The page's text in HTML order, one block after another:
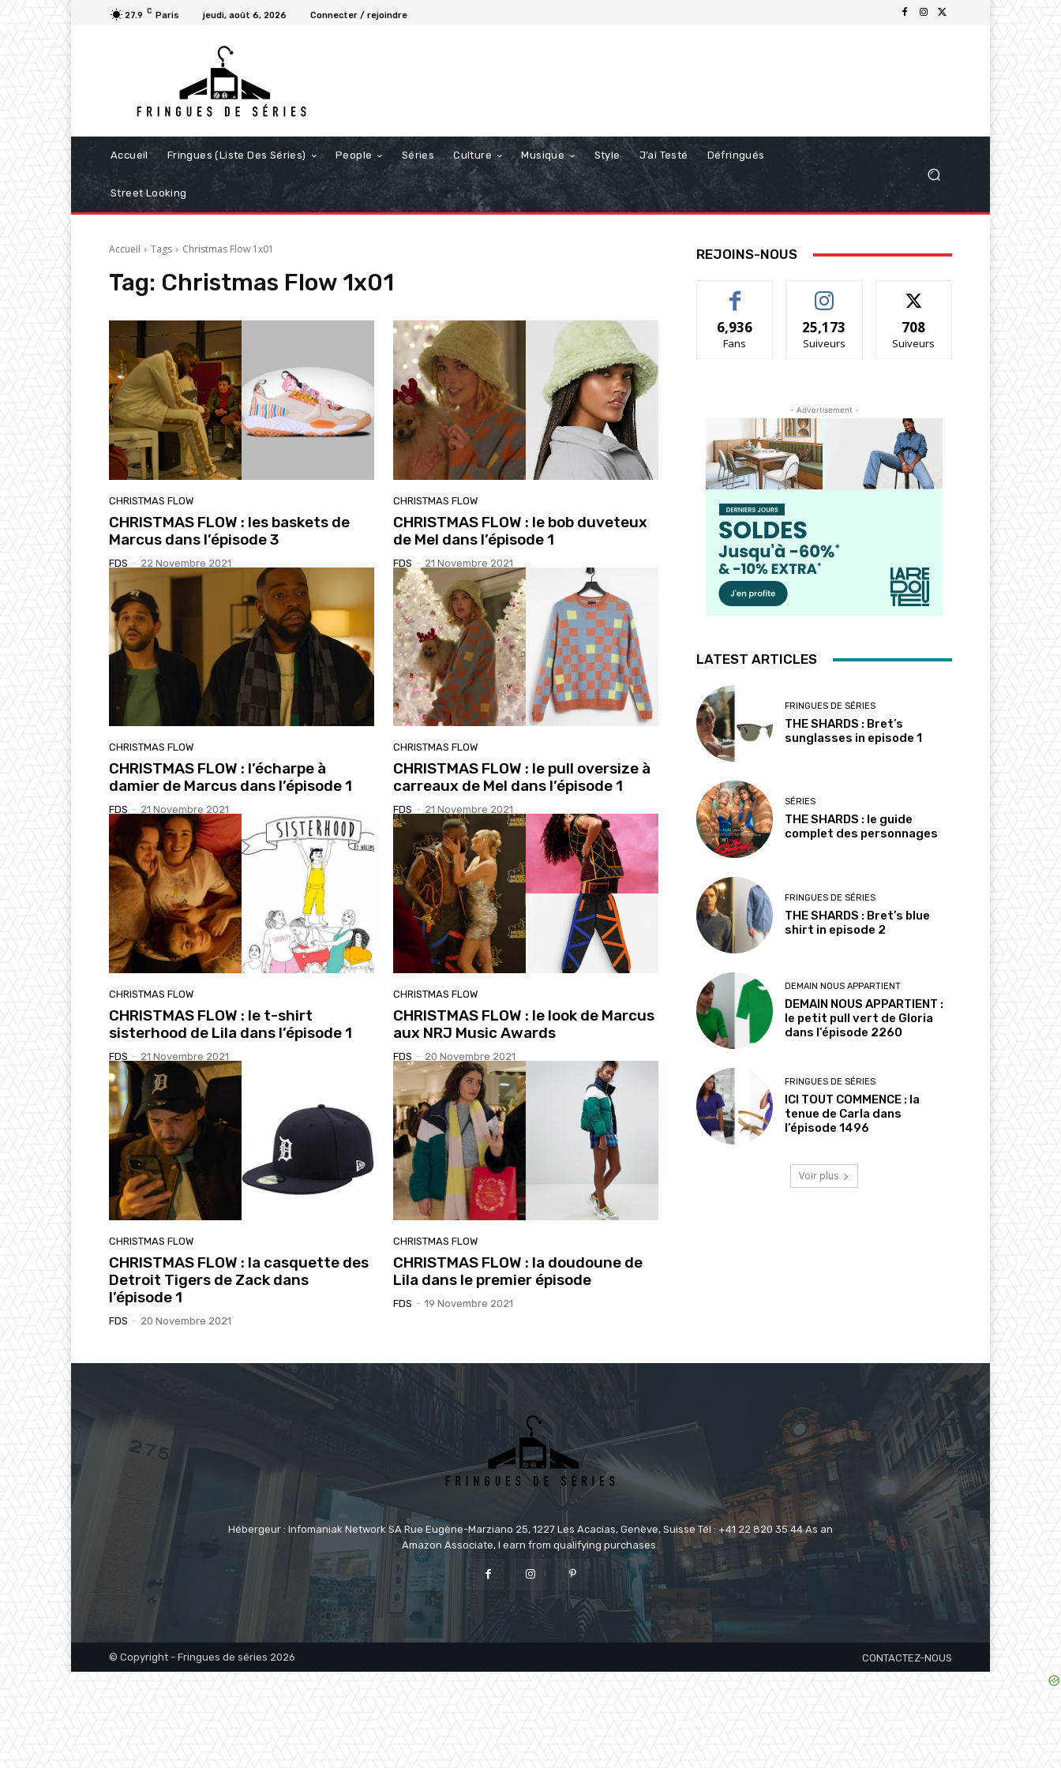
27.9 C Paris jeudi, août 6, 2026 Connecter / rejoindre
Accueil Fringues (Liste Des Séries) People Séries Culture Musique Style J’ai Testé Défringués
Street Looking
Accueil Tags Christmas Flow 1x01
Tag: Christmas Flow 1x01
CHRISTMAS FLOW
CHRISTMAS FLOW : les baskets de
Marcus dans l’épisode 3
FDS - 22 Novembre 2021
CHRISTMAS FLOW
CHRISTMAS FLOW : le bob duveteux
de Mel dans l’épisode 1
FDS - 21 Novembre 2021
CHRISTMAS FLOW
CHRISTMAS FLOW : l’écharpe à
damier de Marcus dans l’épisode 1
FDS - 21 Novembre 2021
CHRISTMAS FLOW
CHRISTMAS FLOW : le pull oversize à
carreaux de Mel dans l’épisode 1
FDS - 21 Novembre 2021
CHRISTMAS FLOW
CHRISTMAS FLOW : le t-shirt
sisterhood de Lila dans l’épisode 1
FDS - 21 Novembre 2021
CHRISTMAS FLOW
CHRISTMAS FLOW : le look de Marcus
aux NRJ Music Awards
FDS - 20 Novembre 2021
CHRISTMAS FLOW
CHRISTMAS FLOW : la casquette des
Detroit Tigers de Zack dans
l’épisode 1
FDS - 20 Novembre 2021
CHRISTMAS FLOW
CHRISTMAS FLOW : la doudoune de
Lila dans le premier épisode
FDS - 19 Novembre 2021
REJOINS-NOUS
6,936
Fans
25,173
Suiveurs
708
Suiveurs
- Advertisement -
LATEST ARTICLES
FRINGUES DE SÉRIES
THE SHARDS : Bret’s
sunglasses in episode 1
SÉRIES
THE SHARDS : le guide
complet des personnages
FRINGUES DE SÉRIES
THE SHARDS : Bret’s blue
shirt in episode 2
DEMAIN NOUS APPARTIENT
DEMAIN NOUS APPARTIENT :
le petit pull vert de Gloria
dans l’épisode 2260
FRINGUES DE SÉRIES
ICI TOUT COMMENCE : la
tenue de Carla dans
l’épisode 1496
Voir plus
Hébergeur : Infomaniak Network SA Rue Eugène-Marziano 25, 1227 Les Acacias, Genève, Suisse Tél : +41 22 820 35 44 As an
Amazon Associate, I earn from qualifying purchases.
© Copyright - Fringues de séries 2026 CONTACTEZ-NOUS